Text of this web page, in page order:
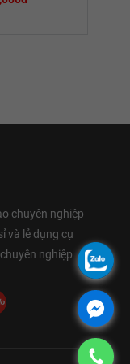
chuyên nghiệp
và lẻ dụng cụ
nghiệp